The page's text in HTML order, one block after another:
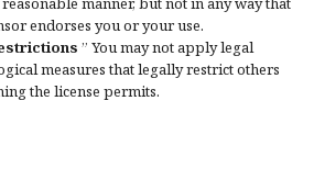
endorses you or your use.
” You may not apply legal
measuresthat legally restrict others
the license permits.